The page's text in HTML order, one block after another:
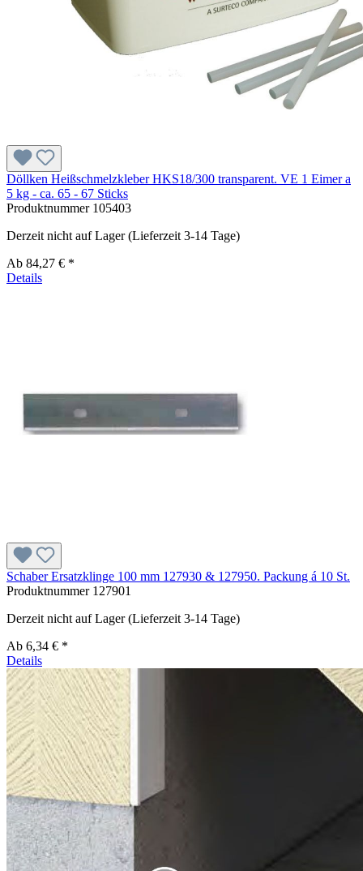
Döllken Heißschmelzkleber HKS18/300 transparent. VE 1 Eimer a
5 kg - ca. 65 - 67 Sticks
Produktnummer 105403
Derzeit nicht auf Lager (Lieferzeit 3-14 Tage)
Ab 84,27 € *
Details
Schaber Ersatzklinge 100 mm 127930 & 127950. Packung á 10 St.
Produktnummer 127901
Derzeit nicht auf Lager (Lieferzeit 3-14 Tage)
Ab 6,34 € *
Details